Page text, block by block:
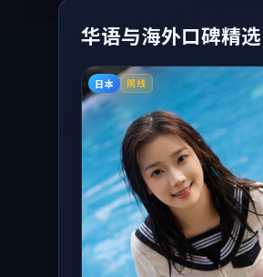
华语与海外口碑精选
日本 院线